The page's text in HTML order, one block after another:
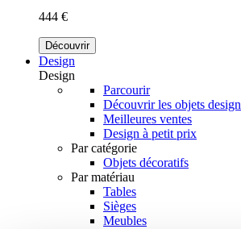
444 €
Découvrir
Design
Design
Parcourir
Découvrir les objets design
Meilleures ventes
Design à petit prix
Par catégorie
Objets décoratifs
Par matériau
Tables
Sièges
Meubles